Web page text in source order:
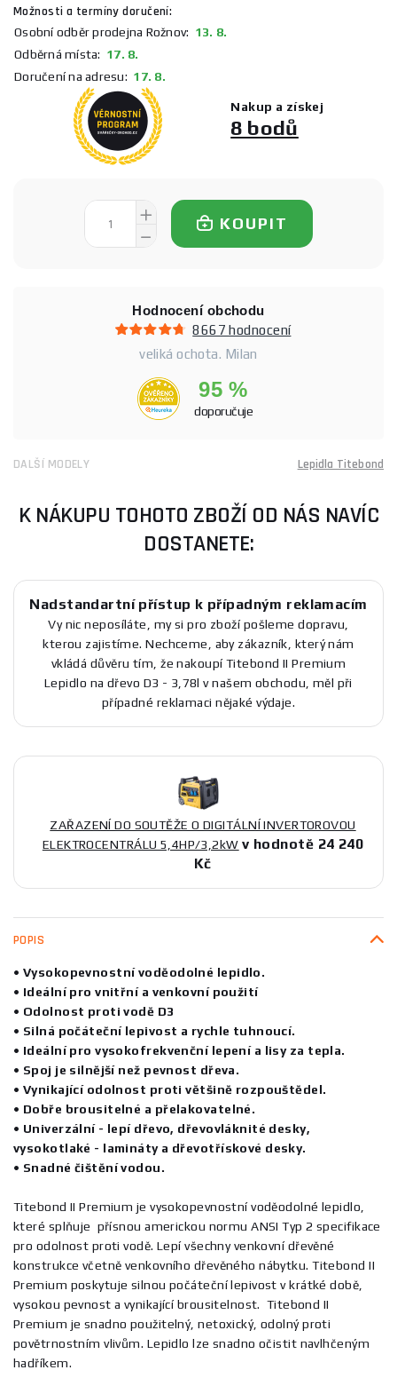
Možnosti a termíny doručení:
Osobní odběr prodejna Rožnov: 13. 8.
Odběrná místa: 17. 8.
Doručení na adresu: 17. 8.
Nakup a získej
8 bodů
KOUPIT
Hodnocení obchodu
8667 hodnocení
veliká ochota. Milan
95 %
doporučuje
DALŠÍ MODELY Lepidla Titebond
K NÁKUPU TOHOTO ZBOŽÍ OD NÁS NAVÍC
DOSTANETE:
Nadstandartní přístup k případným reklamacím
Vy nic neposíláte, my si pro zboží pošleme dopravu,
kterou zajistíme. Nechceme, aby zákazník, který nám
vkládá důvěru tím, že nakoupí Titebond II Premium
Lepidlo na dřevo D3 - 3,78l v našem obchodu, měl při
případné reklamaci nějaké výdaje.
ZAŘAZENÍ DO SOUTĚŽE O DIGITÁLNÍ INVERTOROVOU
ELEKTROCENTRÁLU 5,4HP/3,2kW v hodnotě 24 240
Kč
POPIS
• Vysokopevnostní voděodolné lepidlo.
• Ideální pro vnitřní a venkovní použití
• Odolnost proti vodě D3
• Silná počáteční lepivost a rychle tuhnoucí.
• Ideální pro vysokofrekvenční lepení a lisy za tepla.
• Spoj je silnější než pevnost dřeva.
• Vynikající odolnost proti většině rozpouštědel.
• Dobře brousitelné a přelakovatelné.
• Univerzální - lepí dřevo, dřevovláknité desky,
vysokotlaké - lamináty a dřevotřískové desky.
• Snadné čištění vodou.
Titebond II Premium je vysokopevnostní voděodolné lepidlo,
které splňuje přísnou americkou normu ANSI Typ 2 specifikace
pro odolnost proti vodě. Lepí všechny venkovní dřevěné
konstrukce včetně venkovního dřevěného nábytku. Titebond II
Premium poskytuje silnou počáteční lepivost v krátké době,
vysokou pevnost a vynikající brousitelnost. Titebond II
Premium je snadno použitelný, netoxický, odolný proti
povětrnostním vlivům. Lepidlo lze snadno očistit navlhčeným
hadříkem.